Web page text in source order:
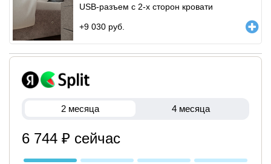
USB-разъем с 2-х сторон кровати
+9 030 руб.
2 месяца 4 месяца
6 744 ₽ сейчас